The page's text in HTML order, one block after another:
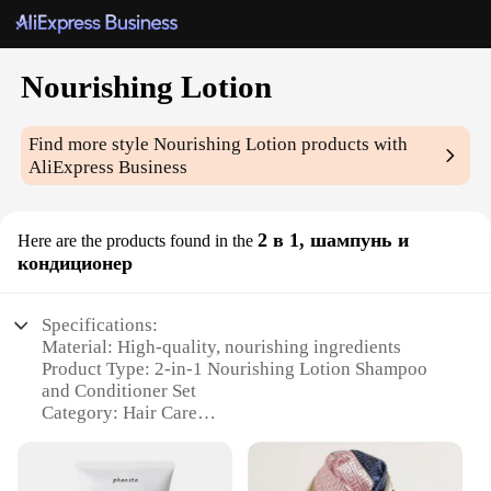
Nourishing Lotion
Find more styleNourishing Lotion products with
AliExpress Business
Here are the products found in the 2 в 1, шампунь и
кондиционер
Specifications:
Material: High-quality, nourishing ingredients
Product Type: 2-in-1 Nourishing Lotion Shampoo
and Conditioner Set
Category: Hair Care
Usage and Purpose: Enhances hair health and
appearance